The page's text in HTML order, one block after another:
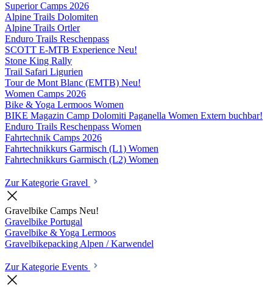
Superior Camps 2026
Alpine Trails Dolomiten
Alpine Trails Ortler
Enduro Trails Reschenpass
SCOTT E-MTB Experience Neu!
Stone King Rally
Trail Safari Ligurien
Tour de Mont Blanc (EMTB) Neu!
Women Camps 2026
Bike & Yoga Lermoos Women
BIKE Magazin Camp Dolomiti Paganella Women Extern buchbar!
Enduro Trails Reschenpass Women
Fahrtechnik Camps 2026
Fahrtechnikkurs Garmisch (L1) Women
Fahrtechnikkurs Garmisch (L2) Women
Zur Kategorie Gravel
Gravelbike Camps Neu!
Gravelbike Portugal
Gravelbike & Yoga Lermoos
Gravelbikepacking Alpen / Karwendel
Zur Kategorie Events